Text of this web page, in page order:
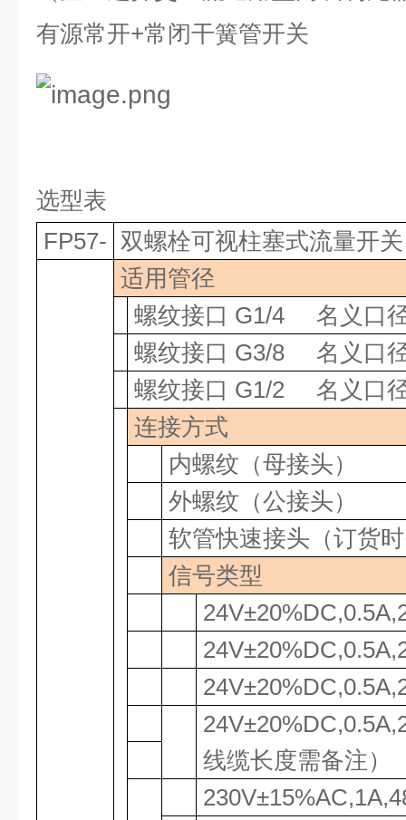
有源常开+常闭干簧管开关
选型表
FP57- 双螺栓可视柱塞式流量开关
适用管径
螺纹接口 G1/4 名义口
螺纹接口 G3/8 名义口
螺纹接口 G1/2 名义口
连接方式
内螺纹（母接头）
外螺纹（公接头）
软管快速接头（订货
信号类型
线缆长度需备注）